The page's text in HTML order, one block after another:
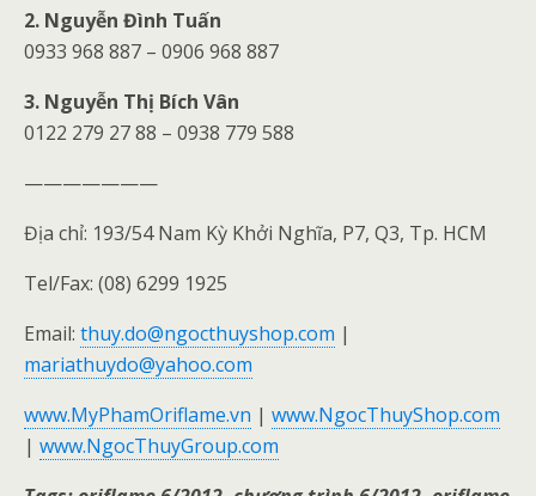
2. Nguyễn Đình Tuấn
0933 968 887 – 0906 968 887
3. Nguyễn Thị Bích Vân
0122 279 27 88 – 0938 779 588
———————
Địa chỉ: 193/54 Nam Kỳ Khởi Nghĩa, P7, Q3, Tp. HCM
Tel/Fax: (08) 6299 1925
Email: thuy.do@ngocthuyshop.com |
mariathuydo@yahoo.com
www.MyPhamOriflame.vn | www.NgocThuyShop.com
| www.NgocThuyGroup.com